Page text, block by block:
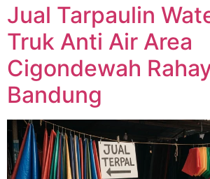
Jual Tarpaulin
Truk Anti Air Area
Cigondewah
Bandung